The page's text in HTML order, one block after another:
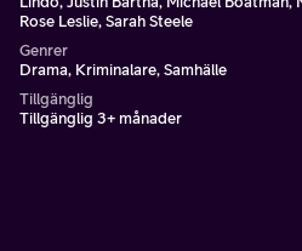
Rose Leslie, Sarah Steele
Genrer
Drama, Kriminalare, Samhälle
Tillgänglig
Tillgänglig 3+ månader